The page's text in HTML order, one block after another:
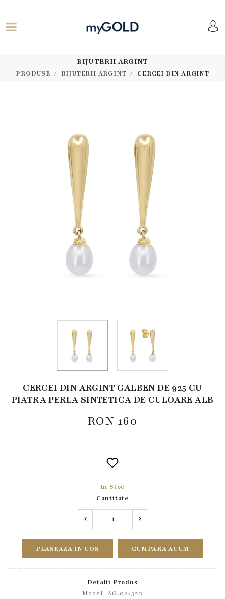
BIJUTERII ARGINT
PRODUSE BIJUTERII ARGINT CERCEI DIN ARGINT
CERCEI DIN ARGINT GALBEN DE 925 CU
PIATRA PERLA SINTETICA DE CULOARE ALB
RON 160
In Stoc
Cantitate
PLASEAZA IN COS CUMPARA ACUM
Detalii Produs
Model: AG.024320